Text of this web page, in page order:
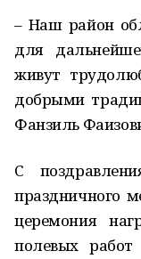
– Наш район
для
живут
добрыми
Фанзиль
С
праздничного
церемония
полевых работ